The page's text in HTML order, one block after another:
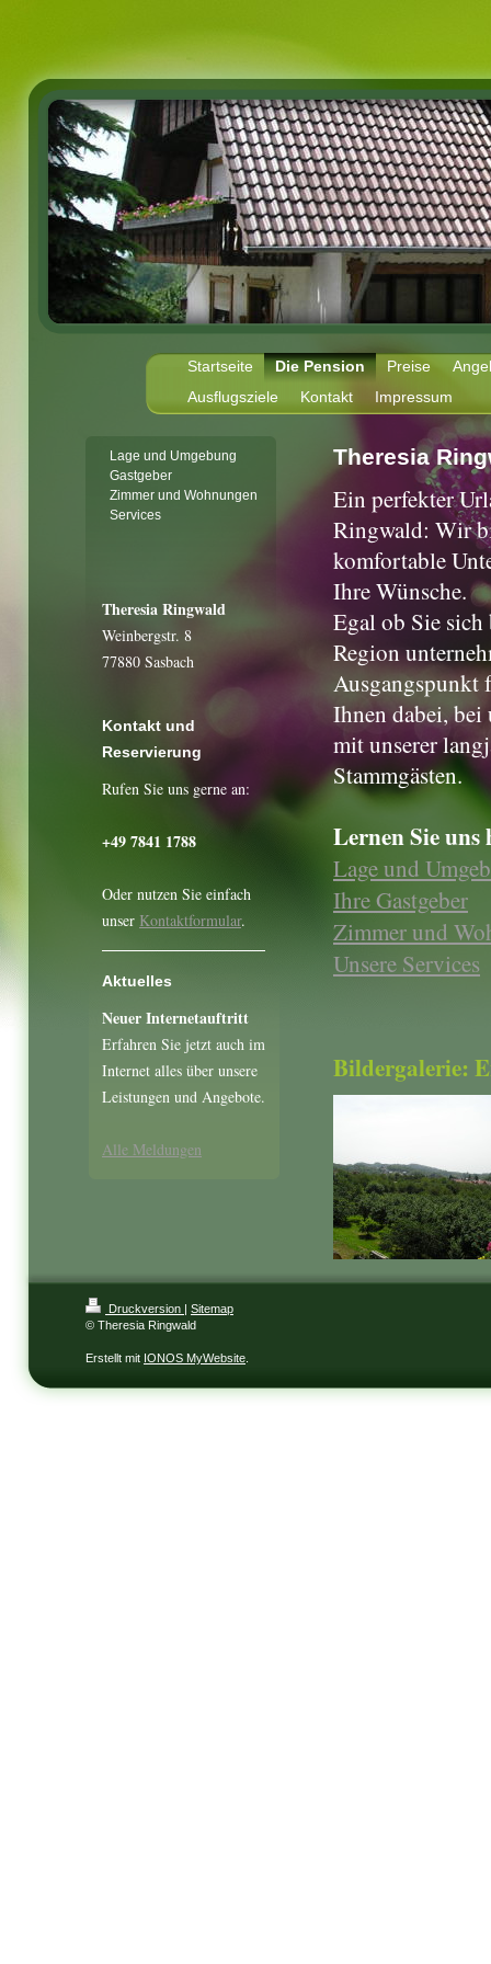
Startseite Die Pension Preise
Ausflugsziele
Kontakt Impressum
Theresia
Ein perfekter
Ringwald: Wir
komfortable
Ihre Wünsche.
Egal ob Sie
Region
Ausgangspunkt
Ihnen dabei, bei
mit unserer
Stammgästen.
Lernen Sie uns
Lage und
Ihre Gastgeber
Zimmer und
Unsere Services
Bildergalerie:
Lage und Umgebung
Gastgeber
Zimmer und Wohnungen
Services
Theresia Ringwald
Weinbergstr. 8
77880 Sasbach
Kontakt und
Reservierung
Rufen Sie uns gerne an:
+49 7841 1788
Oder nutzen Sie einfach
unser Kontaktformular.
Aktuelles
Neuer Internetauftritt
Erfahren Sie jetzt auch im
Internet alles über unsere
Leistungen und Angebote.
Alle Meldungen
Druckversion | Sitemap
© Theresia Ringwald
Erstellt mit IONOS MyWebsite